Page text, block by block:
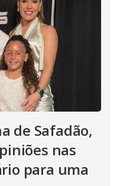
de Safadão,
nas
para uma